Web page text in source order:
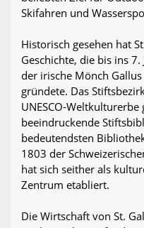
Skifahren und
Historisch gesehen hat
Geschichte, die bis ins
der irische Mönch
gründete. Das
UNESCO-
beeindruckende
bedeutendsten
1803 der
hat sich seither als
Zentrum etabliert.
Die Wirtschaft von St.